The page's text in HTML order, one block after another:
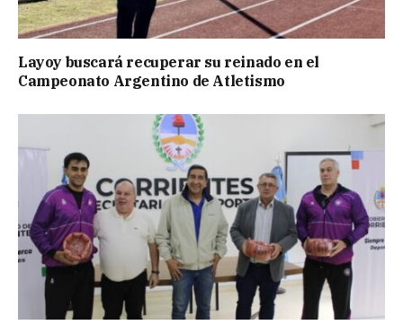
Layoy buscará recuperar su reinado en el
Campeonato Argentino de Atletismo